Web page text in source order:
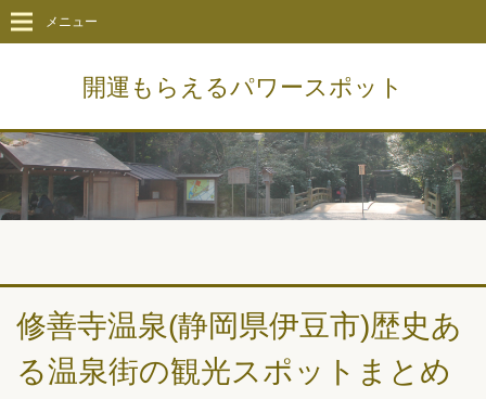
開運もらえるパワースポット
メニュー
修善寺温泉(静岡県伊豆市)歴史あ
る温泉街の観光スポットまとめ